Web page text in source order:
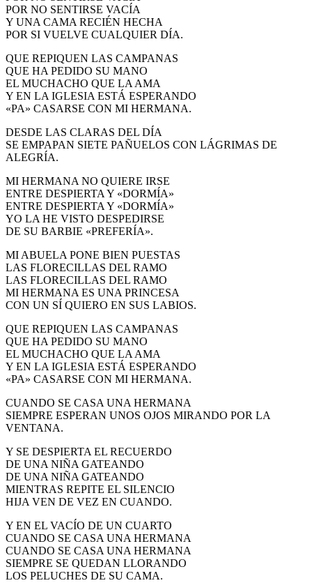
POR NO SENTIRSE VACÍA
Y UNA CAMA RECIÉN HECHA
POR SI VUELVE CUALQUIER DÍA.
QUE REPIQUEN LAS CAMPANAS
QUE HA PEDIDO SU MANO
EL MUCHACHO QUE LA AMA
Y EN LA IGLESIA ESTÁ ESPERANDO
«PA» CASARSE CON MI HERMANA.
DESDE LAS CLARAS DEL DÍA
SE EMPAPAN SIETE PAÑUELOS CON LÁGRIMAS DE
ALEGRÍA.
MI HERMANA NO QUIERE IRSE
ENTRE DESPIERTA Y «DORMÍA»
ENTRE DESPIERTA Y «DORMÍA»
YO LA HE VISTO DESPEDIRSE
DE SU BARBIE «PREFERÍA».
MI ABUELA PONE BIEN PUESTAS
LAS FLORECILLAS DEL RAMO
LAS FLORECILLAS DEL RAMO
MI HERMANA ES UNA PRINCESA
CON UN SÍ QUIERO EN SUS LABIOS.
QUE REPIQUEN LAS CAMPANAS
QUE HA PEDIDO SU MANO
EL MUCHACHO QUE LA AMA
Y EN LA IGLESIA ESTÁ ESPERANDO
«PA» CASARSE CON MI HERMANA.
CUANDO SE CASA UNA HERMANA
SIEMPRE ESPERAN UNOS OJOS MIRANDO POR LA
VENTANA.
Y SE DESPIERTA EL RECUERDO
DE UNA NIÑA GATEANDO
DE UNA NIÑA GATEANDO
MIENTRAS REPITE EL SILENCIO
HIJA VEN DE VEZ EN CUANDO.
Y EN EL VACÍO DE UN CUARTO
CUANDO SE CASA UNA HERMANA
CUANDO SE CASA UNA HERMANA
SIEMPRE SE QUEDAN LLORANDO
LOS PELUCHES DE SU CAMA.